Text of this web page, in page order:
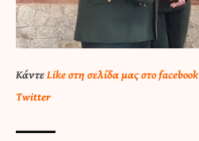
ΚάντεLike στη σελίδα μας στο facebook
Twitter